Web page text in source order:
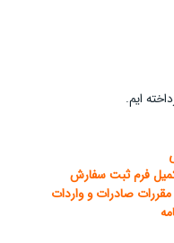
ایم.
فرم ثبت سفارش
صادرات و واردات